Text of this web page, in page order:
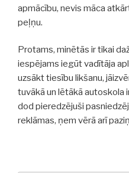
apmācību, nevis māca
peļņu.
Protams, minētās ir tikai
iespējams iegūt vadītāja
uzsākt tiesību likšanu,
tuvākā un lētākā autoskola
dod pieredzējuši
reklāmas, ņem vērā arī